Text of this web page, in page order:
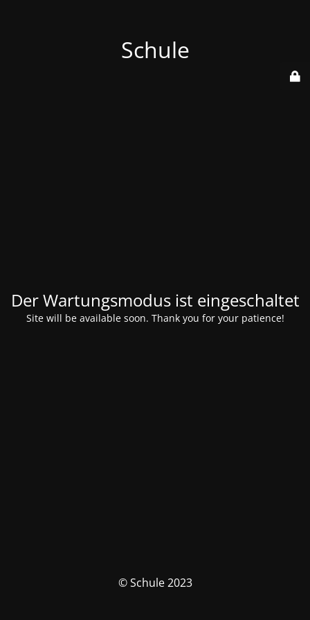
Schule
Der Wartungsmodus ist eingeschaltet
Site will be available soon. Thank you for your patience!
© Schule 2023